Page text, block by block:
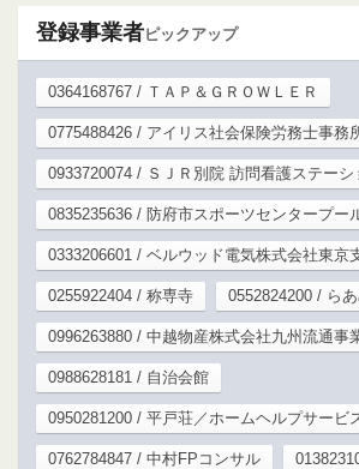
登録事業者ピックアップ
0364168767 / ＴＡＰ＆ＧＲＯＷＬＥＲ
0775488426 / アイリス社会保険労務士事務
0933720074 / ＳＪＲ別院 訪問看護ステーシ
0835235636 / 防府市スポーツセンタープー
0333206601 / ベルウッド電気株式会社東京
0255922404 / 称専寺 0552824200 / ら
0996263880 / 中越物産株式会社九州流通事
0988628181 / 自治会館
0950281200 / 平戸荘／ホームヘルプサービ
0762784847 / 中村FPコンサル